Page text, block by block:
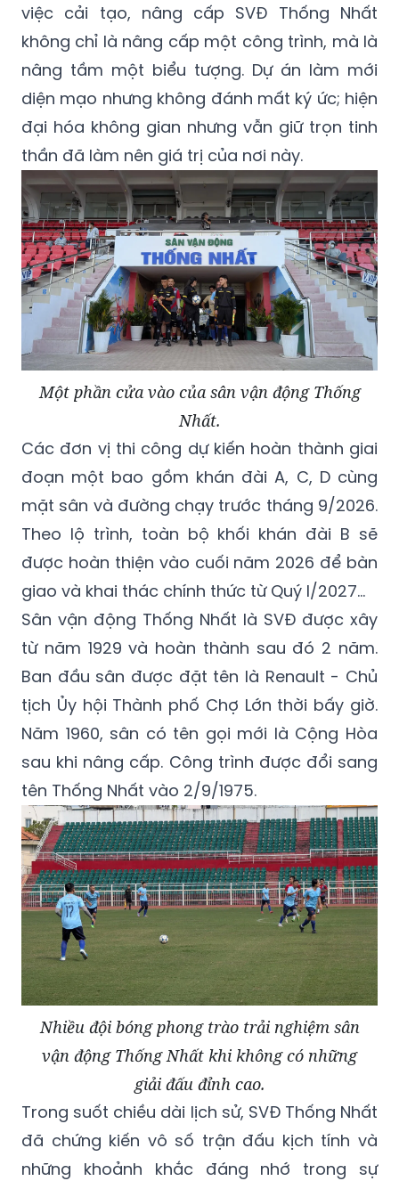
việc cải tạo, nâng cấp SVĐ Thống Nhất
không chỉ là nâng cấp một công trình, mà là
nâng tầm một biểu tượng. Dự án làm mới
diện mạo nhưng không đánh mất ký ức; hiện
đại hóa không gian nhưng vẫn giữ trọn tinh
thần đã làm nên giá trị của nơi này.
Một phần cửa vào của sân vận động Thống
Nhất.
Các đơn vị thi công dự kiến hoàn thành giai
đoạn một bao gồm khán đài A, C, D cùng
mặt sân và đường chạy trước tháng 9/2026.
Theo lộ trình, toàn bộ khối khán đài B sẽ
được hoàn thiện vào cuối năm 2026 để bàn
giao và khai thác chính thức từ Quý I/2027…
Sân vận động Thống Nhất là SVĐ được xây
từ năm 1929 và hoàn thành sau đó 2 năm.
Ban đầu sân được đặt tên là Renault - Chủ
tịch Ủy hội Thành phố Chợ Lớn thời bấy giờ.
Năm 1960, sân có tên gọi mới là Cộng Hòa
sau khi nâng cấp. Công trình được đổi sang
tên Thống Nhất vào 2/9/1975.
Nhiều đội bóng phong trào trải nghiệm sân
vận động Thống Nhất khi không có những
giải đấu đỉnh cao.
Trong suốt chiều dài lịch sử, SVĐ Thống Nhất
đã chứng kiến vô số trận đấu kịch tính và
những khoảnh khắc đáng nhớ trong sự